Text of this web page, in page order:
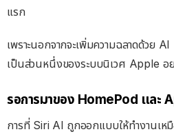
แรก
เพราะนอกจากจะเพิ่มความฉลาดด้วย
เป็นส่วนหนึ่งของระบบนิเวศ Apple อ
รอการมาของ HomePod และ
การที่ Siri AI ถูกออกแบบให้ทำงานเ